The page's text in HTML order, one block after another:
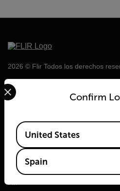
2026 © Flir Todos los derechos
Confirm
Select your preferred country
Available Locations
United States
Spain